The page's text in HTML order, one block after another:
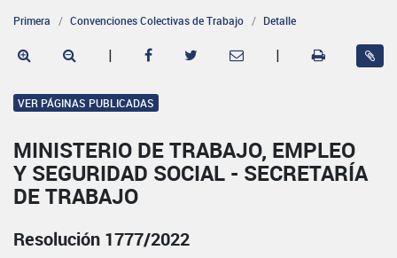
Primera Convenciones Colectivas de Trabajo Detalle
| |
VER PÁGINAS PUBLICADAS
MINISTERIO DE TRABAJO, EMPLEO
Y SEGURIDAD SOCIAL - SECRETARÍA
DE TRABAJO
Resolución 1777/2022